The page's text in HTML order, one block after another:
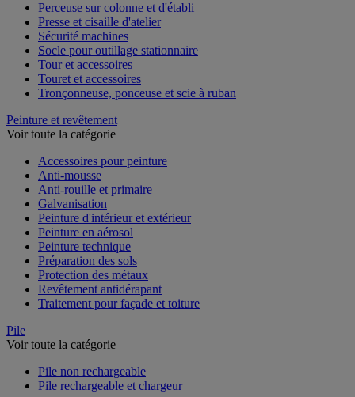
Perceuse sur colonne et d'établi
Presse et cisaille d'atelier
Sécurité machines
Socle pour outillage stationnaire
Tour et accessoires
Touret et accessoires
Tronçonneuse, ponceuse et scie à ruban
Peinture et revêtement
Voir toute la catégorie
Accessoires pour peinture
Anti-mousse
Anti-rouille et primaire
Galvanisation
Peinture d'intérieur et extérieur
Peinture en aérosol
Peinture technique
Préparation des sols
Protection des métaux
Revêtement antidérapant
Traitement pour façade et toiture
Pile
Voir toute la catégorie
Pile non rechargeable
Pile rechargeable et chargeur